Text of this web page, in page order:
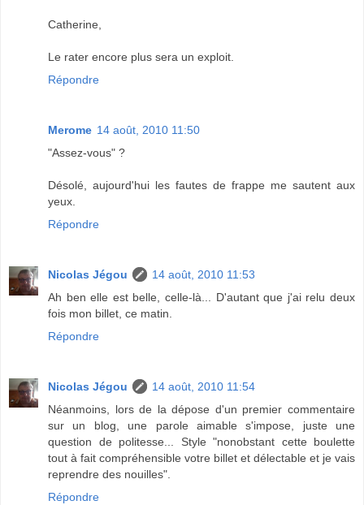
Catherine,
Le rater encore plus sera un exploit.
Répondre
Merome 14 août, 2010 11:50
"Assez-vous" ?
Désolé, aujourd'hui les fautes de frappe me sautent aux
yeux.
Répondre
Nicolas Jégou
14 août, 2010 11:53
Ah ben elle est belle, celle-là... D'autant que j'ai relu deux
fois mon billet, ce matin.
Répondre
Nicolas Jégou
14 août, 2010 11:54
Néanmoins, lors de la dépose d'un premier commentaire
sur un blog, une parole aimable s'impose, juste une
question de politesse... Style "nonobstant cette boulette
tout à fait compréhensible votre billet et délectable et je vais
reprendre des nouilles".
Répondre